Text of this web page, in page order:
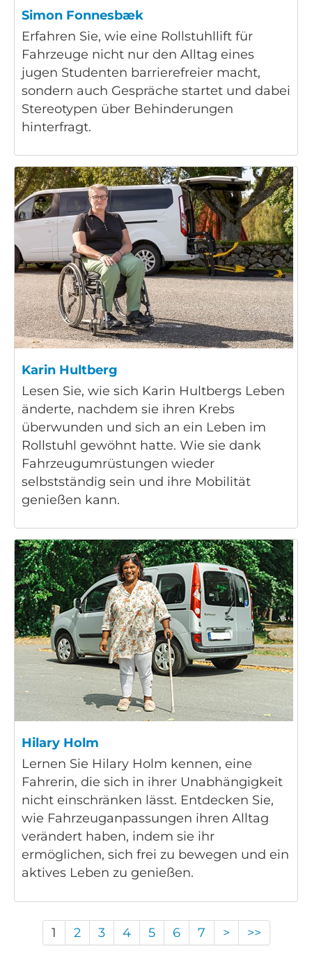
Simon Fonnesbæk
Erfahren Sie, wie eine Rollstuhllift für
Fahrzeuge nicht nur den Alltag eines
jugen Studenten barrierefreier macht,
sondern auch Gespräche startet und dabei
Stereotypen über Behinderungen
hinterfragt.
Karin Hultberg
Lesen Sie, wie sich Karin Hultbergs Leben
änderte, nachdem sie ihren Krebs
überwunden und sich an ein Leben im
Rollstuhl gewöhnt hatte. Wie sie dank
Fahrzeugumrüstungen wieder
selbstständig sein und ihre Mobilität
genießen kann.
Hilary Holm
Lernen Sie Hilary Holm kennen, eine
Fahrerin, die sich in ihrer Unabhängigkeit
nicht einschränken lässt. Entdecken Sie,
wie Fahrzeuganpassungen ihren Alltag
verändert haben, indem sie ihr
ermöglichen, sich frei zu bewegen und ein
aktives Leben zu genießen.
1 2 3 4 5 6 7 > >>